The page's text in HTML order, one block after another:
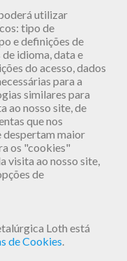
utilizar
tipo de
e definições de
idioma, data e
do acesso, dados
para a
similares para
ao nosso site, de
que nos
despertam maior
os "cookies"
visita ao nosso site,
de
Loth está
de Cookies.